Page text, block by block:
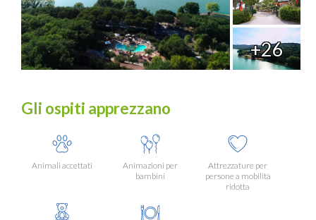
+26
Gli ospiti apprezzano
Animali accettati
Animazioni per
bambini
Attrezzature per
persone a mobilità
ridotta